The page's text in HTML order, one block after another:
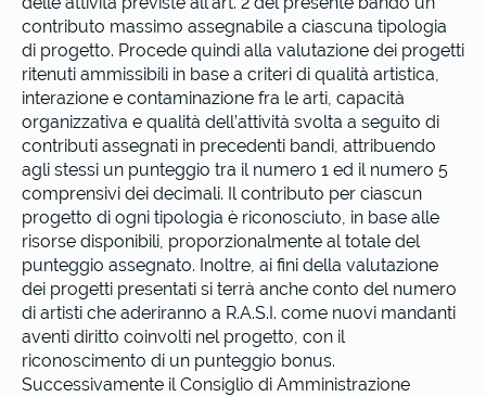
contributo massimo assegnabile a ciascuna tipologia
di progetto. Procede quindi alla valutazione dei progetti
ritenuti ammissibili in base a criteri di qualità artistica,
interazione e contaminazione fra le arti, capacità
organizzativa e qualità dell’attività svolta a seguito di
contributi assegnati in precedenti bandi, attribuendo
agli stessi un punteggio tra il numero 1 ed il numero 5
comprensivi dei decimali. Il contributo per ciascun
progetto di ogni tipologia è riconosciuto, in base alle
risorse disponibili, proporzionalmente al totale del
punteggio assegnato. Inoltre, ai fini della valutazione
dei progetti presentati si terrà anche conto del numero
di artisti che aderiranno a R.A.S.I. come nuovi mandanti
aventi diritto coinvolti nel progetto, con il
riconoscimento di un punteggio bonus.
Successivamente il Consiglio di Amministrazione